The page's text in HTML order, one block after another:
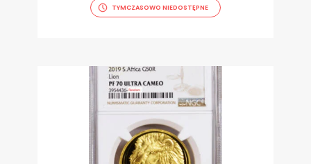
TYMCZASOWO NIEDOSTĘPNE